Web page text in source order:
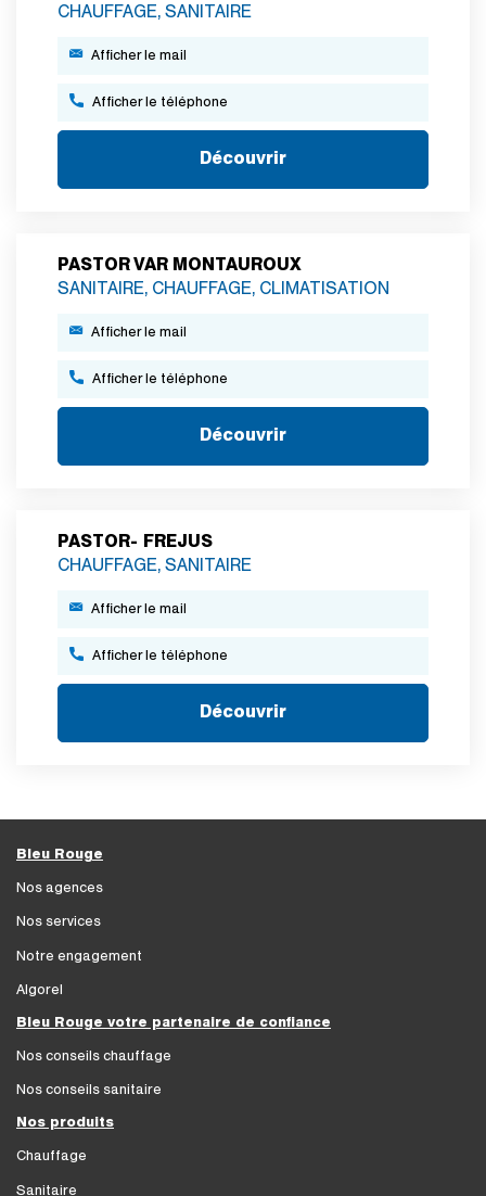
CHAUFFAGE, SANITAIRE
Afficher le mail
Afficher le téléphone
Découvrir
PASTOR VAR MONTAUROUX
SANITAIRE, CHAUFFAGE, CLIMATISATION
Afficher le mail
Afficher le téléphone
Découvrir
PASTOR- FREJUS
CHAUFFAGE, SANITAIRE
Afficher le mail
Afficher le téléphone
Découvrir
Bleu Rouge
Nos agences
Nos services
Notre engagement
Algorel
Bleu Rouge votre partenaire de confiance
Nos conseils chauffage
Nos conseils sanitaire
Nos produits
Chauffage
Sanitaire